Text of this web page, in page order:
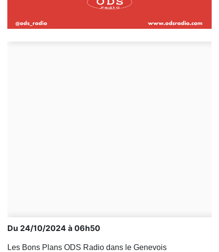
Du 24/10/2024 à 06h50
Les Bons Plans ODS Radio dans le Genevois